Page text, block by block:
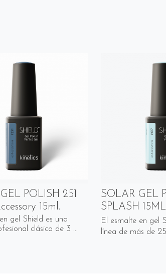
POLISH 251
15ml.
gel Shield es una
clásica de 3 ...
SOLAR GEL
SPLASH
El esmalte en gel
línea de más de